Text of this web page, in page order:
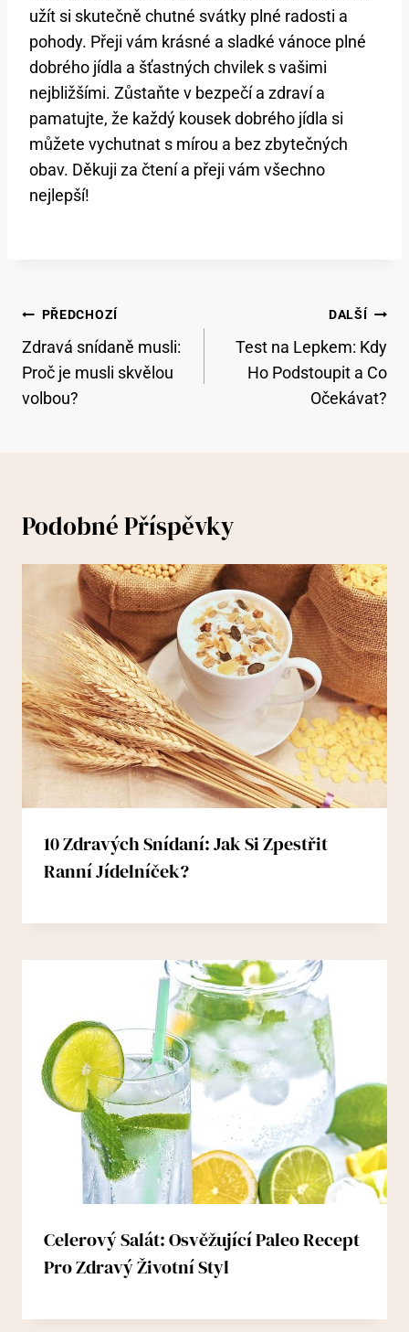
užít si skutečně chutné svátky plné radosti a
pohody. Přeji vám krásné a sladké vánoce plné
dobrého jídla a šťastných chvilek s vašimi
nejbližšími. Zůstaňte v bezpečí a zdraví a
pamatujte, že každý kousek dobrého jídla si
můžete vychutnat s mírou a bez zbytečných
obav. Děkuji za čtení a přeji vám všechno
nejlepší!
Navigace
Pro
Příspěvek
PŘEDCHOZÍ
Zdravá snídaně musli:
Proč je musli skvělou
volbou?
DALŠÍ
Test na Lepkem: Kdy
Ho Podstoupit a Co
Očekávat?
Podobné Příspěvky
10 Zdravých Snídaní: Jak Si Zpestřit
Ranní Jídelníček?
Celerový Salát: Osvěžující Paleo Recept
Pro Zdravý Životní Styl